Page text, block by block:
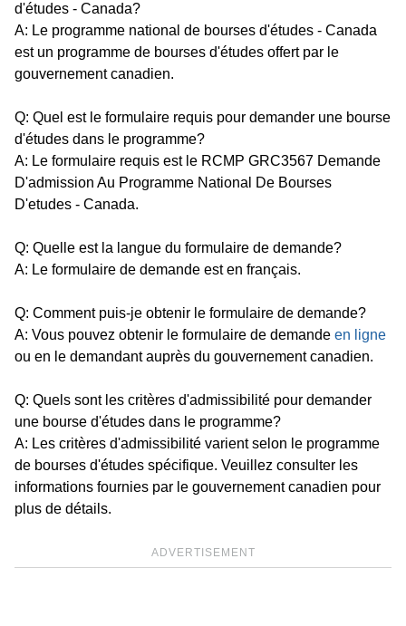
d'études - Canada?
A: Le programme national de bourses d'études - Canada
est un programme de bourses d'études offert par le
gouvernement canadien.
Q: Quel est le formulaire requis pour demander une bourse
d'études dans le programme?
A: Le formulaire requis est le RCMP GRC3567 Demande
D'admission Au Programme National De Bourses
D'etudes - Canada.
Q: Quelle est la langue du formulaire de demande?
A: Le formulaire de demande est en français.
Q: Comment puis-je obtenir le formulaire de demande?
A: Vous pouvez obtenir le formulaire de demande en ligne
ou en le demandant auprès du gouvernement canadien.
Q: Quels sont les critères d'admissibilité pour demander
une bourse d'études dans le programme?
A: Les critères d'admissibilité varient selon le programme
de bourses d'études spécifique. Veuillez consulter les
informations fournies par le gouvernement canadien pour
plus de détails.
ADVERTISEMENT